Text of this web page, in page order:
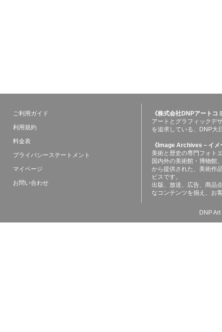
ご利用ガイド
利用規約
料金表
プライバシーステートメント
マイページ
お問い合わせ
《株式会社DNPアート
アートとグラフィックデ
を追求している、DNP大
《Image Archives－イ
美術と歴史の専門フォト
国内外の美術館・博物館
から提供された、美術作
ビスです。
出版、放送、広告、商品
なコンテンツを揃え、お
DNP